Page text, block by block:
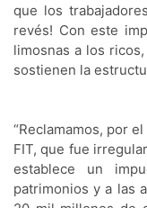
que los
revés! Con este
limosnas a los
sostienen la
“Reclamamos, por
FIT, que fue
establece un
patrimonios y a las